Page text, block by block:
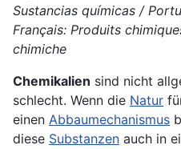
Sustancias químicas /
Français: Produits
chimiche
Chemikalien sind nicht
schlecht. Wenn die Natur
einen Abbaumechanismus
diese Substanzen auch in